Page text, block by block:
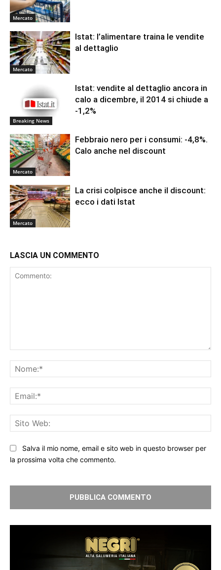
Mercato
Mercato
Istat: l’alimentare traina le vendite
al dettaglio
Breaking News
Istat: vendite al dettaglio ancora in
calo a dicembre, il 2014 si chiude a
-1,2%
Mercato
Febbraio nero per i consumi: -4,8%.
Calo anche nel discount
Mercato
La crisi colpisce anche il discount:
ecco i dati Istat
LASCIA UN COMMENTO
Salva il mio nome, email e sito web in questo browser per
la prossima volta che commento.